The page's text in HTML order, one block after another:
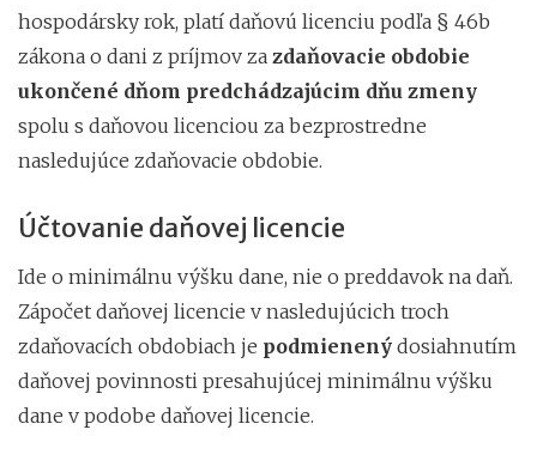
hospodársky rok, platí daňovú licenciu podľa § 46b
zákona o dani z príjmov za zdaňovacie obdobie
ukončené dňom predchádzajúcim dňu zmeny
spolu s daňovou licenciou za bezprostredne
nasledujúce zdaňovacie obdobie.
Účtovanie daňovej licencie
Ide o minimálnu výšku dane, nie o preddavok na daň.
Zápočet daňovej licencie v nasledujúcich troch
zdaňovacích obdobiach je podmienený dosiahnutím
daňovej povinnosti presahujúcej minimálnu výšku
dane v podobe daňovej licencie.